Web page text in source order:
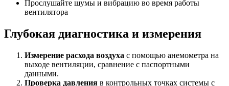
Прослушайте шумы и вибрацию во время работы
вентилятора
Глубокая диагностика и измерения
Измерение расхода воздуха с помощью анемометра на
выходе вентиляции, сравнение с паспортными
данными.
Проверка давления в контрольных точках системы с